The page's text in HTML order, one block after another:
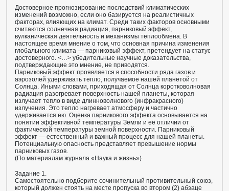
Достоверное прогнозирование последствий климатических
изменений возможно, если оно базируется на реалистичных
факторах, влияющих на климат. Среди таких факторов основными
считаются солнечная радиация, парниковый эффект,
вулканическая деятельность и механизмы теплообмена. В
настоящее время мнение о том, что основная причина изменения
глобального климата — парниковый эффект, претендует на статус
достоверного. <…> убедительные научные доказательства,
подтверждающие это мнение, не приводятся.
Парниковый эффект проявляется в способности ряда газов и
аэрозолей удерживать тепло, получаемое нашей планетой от
Солнца. Иными словами, приходящая от Солнца коротковолновая
радиация разогревает поверхность нашей планеты, которая
излучает тепло в виде длинноволнового (инфракрасного)
излучения. Это тепло нагревает атмосферу и частично
удерживается ею. Оценка парникового эффекта основывается на
понятии эффективной температуры Земли и её отличии от
фактической температуры земной поверхности. Парниковый
эффект — естественный и важный процесс для нашей планеты.
Потенциальную опасность представляет превышение нормы
парниковых газов.
(По материалам журнала «Наука и жизнь»)
Задание 1.
Самостоятельно подберите сочинительный противительный союз,
который должен стоять на месте пропуска во втором (2) абзаце